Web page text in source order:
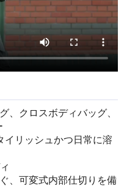
、クロスボディバッグ、
イリッシュかつ日常に溶
、可変式内部仕切りを備